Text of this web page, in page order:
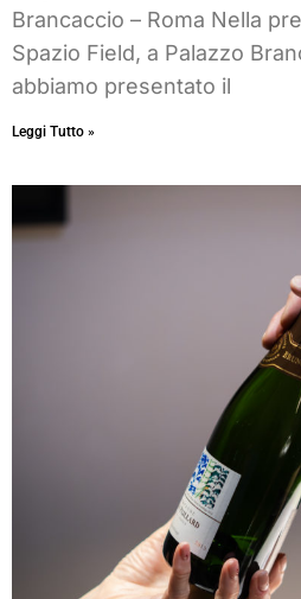
Brancaccio – Roma Nella
Spazio Field, a Palazzo
abbiamo presentato il
Leggi Tutto »